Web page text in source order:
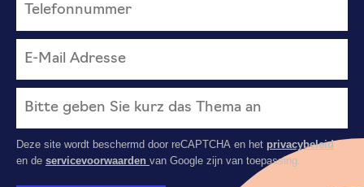
Deze site wordt beschermd door reCAPTCHA en het privacybeleid
en de servicevoorwaarden van Google zijn van toepassing.